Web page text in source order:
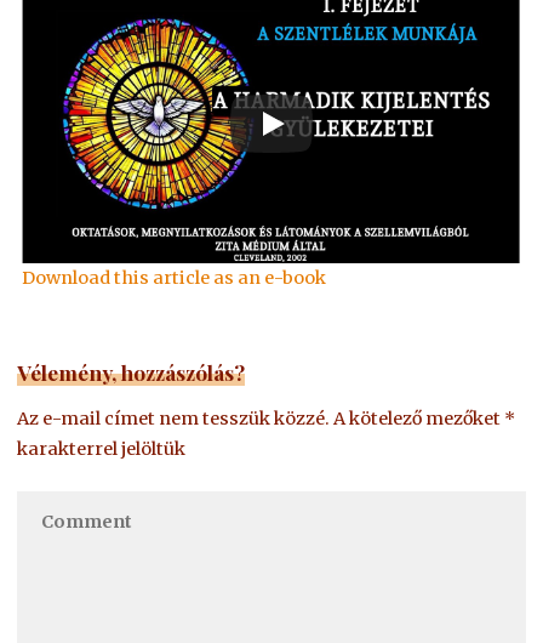
Download this article as an e-book
Vélemény, hozzászólás?
Az e-mail címet nem tesszük közzé. A kötelező mezőket *
karakterrel jelöltük